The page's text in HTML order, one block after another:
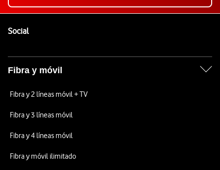
SocialEnlaces a las redes sociales de Vodafone
Fibra y móvil
Fibra y 2 líneas móvil + TV
Fibra y 3 líneas móvil
Fibra y 4 líneas móvil
Fibra y móvil ilimitado